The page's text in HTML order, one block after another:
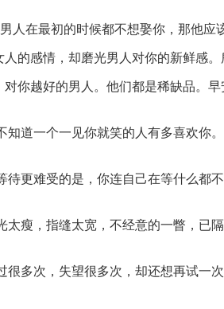
人在最初的时候都不想娶你，那他应
人的感情，却磨光男人对你的新鲜感
对你越好的男人。他们都是稀缺品。早
知道一个一见你就笑的人有多喜欢你。
待更难受的是，你连自己在等什么都不
太瘦，指缝太宽，不经意的一瞥，已隔
很多次，失望很多次，却还想再试一次